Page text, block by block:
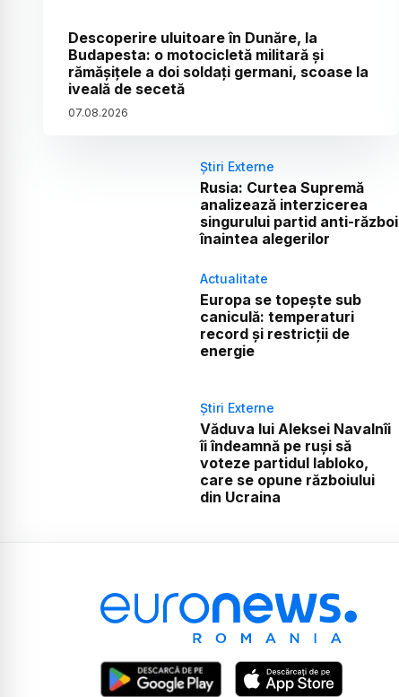
Descoperire uluitoare în Dunăre, la
Budapesta: o motocicletă militară și
rămășițele a doi soldați germani, scoase la
iveală de secetă
07.08.2026
Știri Externe
Rusia: Curtea Supremă
analizează interzicerea
singurului partid anti-război
înaintea alegerilor
Actualitate
Europa se topește sub
caniculă: temperaturi
record și restricții de
energie
Știri Externe
Văduva lui Aleksei Navalnîi
îi îndeamnă pe ruși să
voteze partidul Iabloko,
care se opune războiului
din Ucraina